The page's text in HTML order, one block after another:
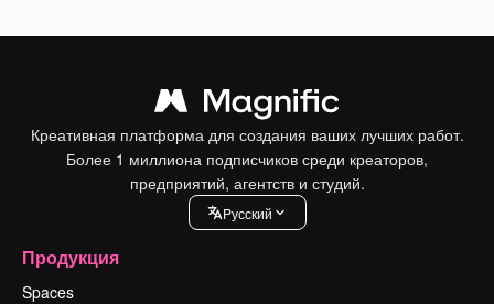
Креативная платформа для создания ваших лучших работ.
Более 1 миллиона подписчиков среди креаторов,
предприятий, агентств и студий.
Pусский
Продукция
Spaces